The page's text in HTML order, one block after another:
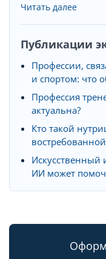
Читать далее
Публикации
Профессии,
и спортом: что
Профессия
актуальна?
Кто такой
Искусственный
ИИ может